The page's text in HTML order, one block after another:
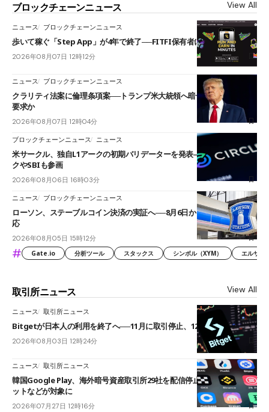
ブロックチェーンニュース View All
ニュース ブロックチェーンニュース
歩いて稼ぐ「Step App」が4年で終了──FITFI保有者に対応呼びかけ
2026年08月07日 12時12分
ニュース ブロックチェーンニュース
クラリティ法案に倫理条項案──トランプ米大統領へ暗号資産事業の売却
要求か
2026年08月07日 12時04分
ブロックチェーンニュース ニュース
米サークル、独自L1アークの初期バリデーターを発表――ブラックロッ
クやSBIも参画
2026年08月06日 16時03分
ニュース ブロックチェーンニュース
ローソン、ステーブルコイン決済の実証へ──8月6日からJPYCやUSDC対
応
2026年08月05日 15時12分
# Gate.io 分析ツール スタックス シンボル（XYM） エルサル
取引所ニュース View All
ニュース 取引所ニュース
Bitgetが日本人の利用を終了へ──11月に取引停止、12月末に強制決済
2026年08月03日 12時24分
ニュース 取引所ニュース
韓国Google Play、海外暗号資産取引所29社を配信停止──OKXやバイビ
ットなどが対象に
2026年07月27日 12時16分